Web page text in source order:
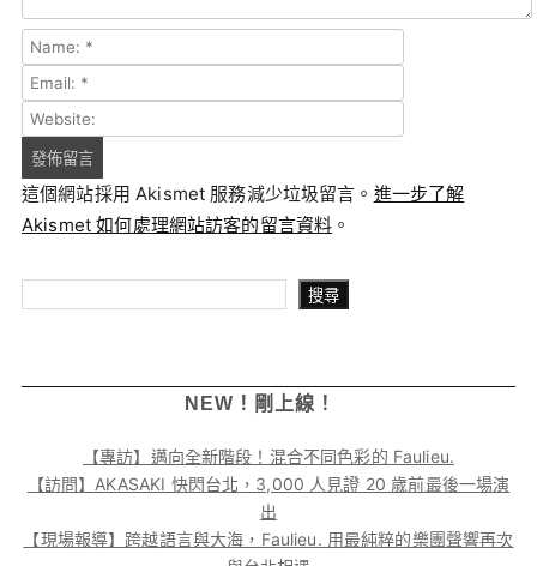
這個網站採用 Akismet 服務減少垃圾留言。 進一步了解
Akismet 如何處理網站訪客的留言資料 。
搜尋
NEW！剛上線！
【專訪】邁向全新階段！混合不同色彩的 Faulieu.
【訪問】AKASAKI 快閃台北，3,000 人見證 20 歲前最後一場演
出
【現場報導】跨越語言與大海，Faulieu. 用最純粹的樂團聲響再次